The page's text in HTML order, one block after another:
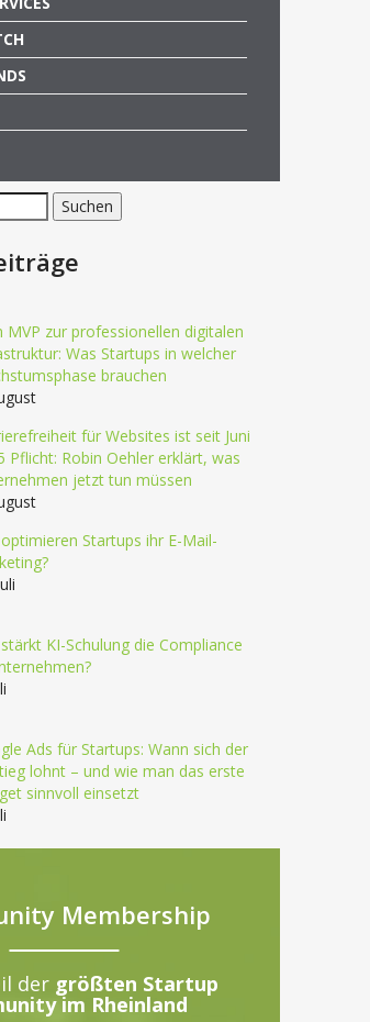
MVP zur professionellen digitalen
Was Startups in welcher
brauchen
für Websites ist seit Juni
Pflicht: Robin Oehler erklärt, was
jetzt tun müssen
Startups ihr E-Mail-
KI-Schulung die Compliance
Ads für Startups: Wann sich der
lohnt – und wie man das erste
sinnvoll einsetzt
Membership
der größten Startup
im Rheinland